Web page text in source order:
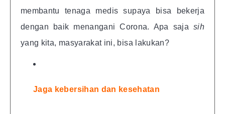
membantu tenaga medis supaya bisa bekerja
dengan baik menangani Corona. Apa saja sih
yang kita, masyarakat ini, bisa lakukan?
Jaga kebersihan dan kesehatan